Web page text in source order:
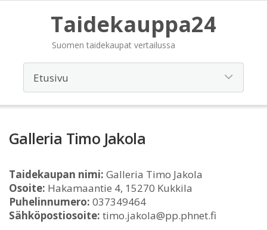
Taidekauppa24
Suomen taidekaupat vertailussa
Galleria Timo Jakola
Taidekaupan nimi: Galleria Timo Jakola
Osoite: Hakamaantie 4, 15270 Kukkila
Puhelinnumero: 037349464
Sähköpostiosoite: timo.jakola@pp.phnet.fi